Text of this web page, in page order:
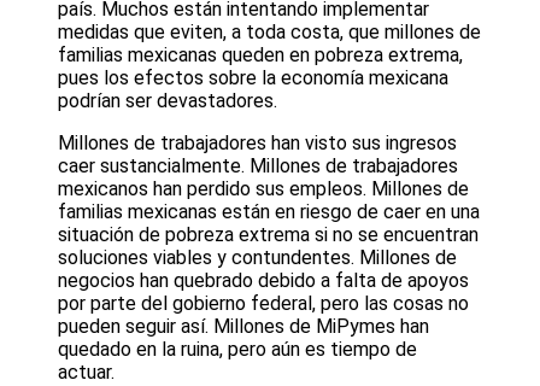
país. Muchos están intentando implementar
medidas que eviten, a toda costa, que millones de
familias mexicanas queden en pobreza extrema,
pues los efectos sobre la economía mexicana
podrían ser devastadores.
Millones de trabajadores han visto sus ingresos
caer sustancialmente. Millones de trabajadores
mexicanos han perdido sus empleos. Millones de
familias mexicanas están en riesgo de caer en una
situación de pobreza extrema si no se encuentran
soluciones viables y contundentes. Millones de
negocios han quebrado debido a falta de apoyos
por parte del gobierno federal, pero las cosas no
pueden seguir así. Millones de MiPymes han
quedado en la ruina, pero aún es tiempo de
actuar.